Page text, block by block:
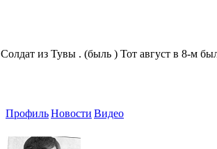
Солдат из Тувы . (быль ) Тот август в 8-м
ПрофильНовости Видео